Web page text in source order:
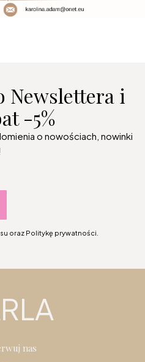
Newslettera i
-5%
o nowościach, nowinki
oraz Politykę prywatności.
nas